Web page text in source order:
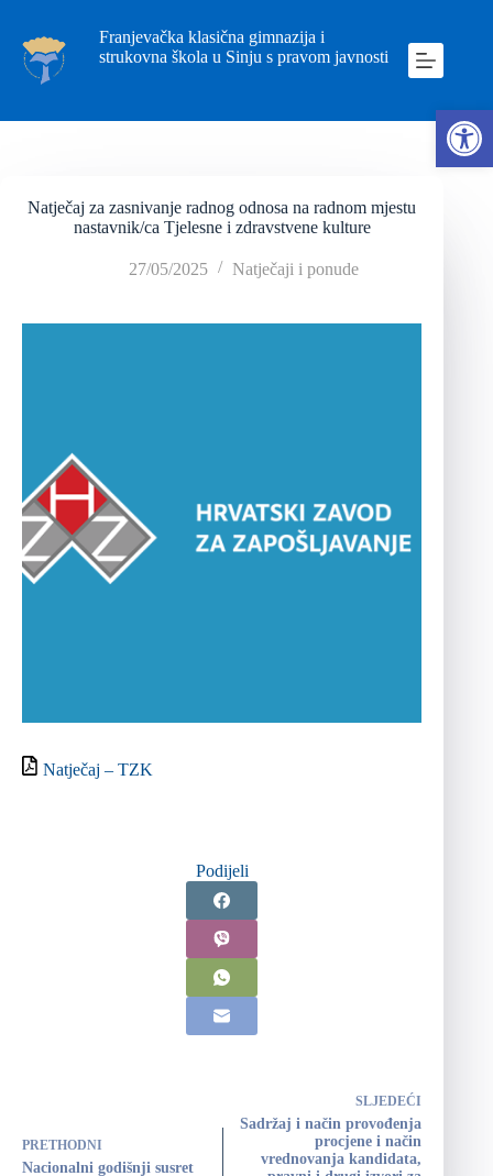
Franjevačka klasična gimnazija i
strukovna škola u Sinju s pravom javnosti
Natječaj za zasnivanje radnog odnosa na radnom mjestu
nastavnik/ca Tjelesne i zdravstvene kulture
27/05/2025 Natječaji i ponude
Natječaj – TZK
Podijeli
PRETHODNI
Nacionalni godišnji susret
SLJEDEĆI
Sadržaj i način provođenja
procjene i način
vrednovanja kandidata,